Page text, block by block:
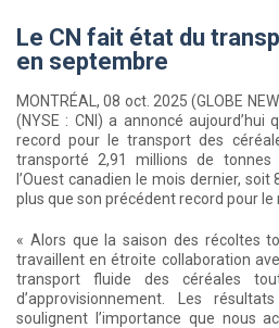
Le CN fait état du
en septembre
MONTRÉAL, 08 oct. 2025 (GLOBE
(NYSE : CNI) a annoncé aujourd’hui
record pour le transport des
transporté 2,91 millions de
l’Ouest canadien le mois dernier,
plus que son précédent record pour le
« Alors que la saison des récoltes
travaillent en étroite collaboration
transport fluide des céréales
d’approvisionnement. Les
soulignent l’importance que nous